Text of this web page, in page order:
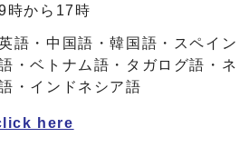
から17時
中国語・韓国語・スペイン
・ベトナム語・タガログ語・ネ
・インドネシア語
here